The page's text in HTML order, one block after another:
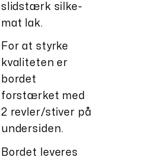
slidstærk silke-
mat lak.
For at styrke
kvaliteten er
bordet
forstærket med
2 revler/stiver på
undersiden.
Bordet leveres